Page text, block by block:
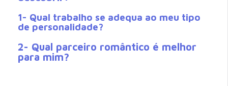
1- Qual trabalho se adequa ao meu tipo
de personalidade?
2- Qual parceiro romântico é melhor
para mim?